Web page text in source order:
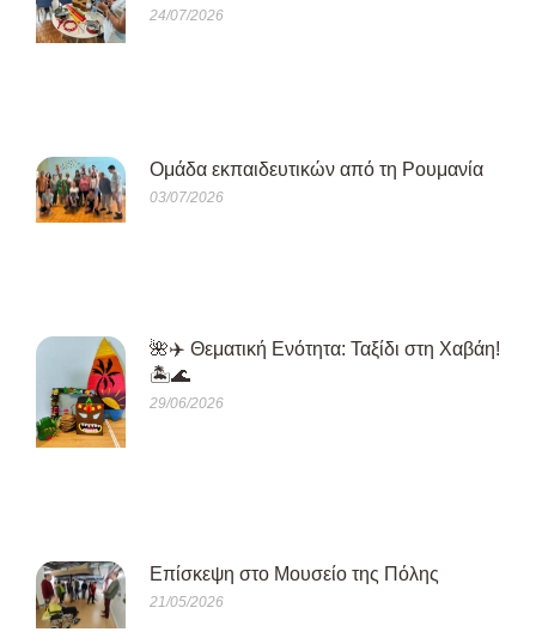
24/07/2026
Oμάδα εκπαιδευτικών από τη Ρουμανία
03/07/2026
🌺✈️ Θεματική Ενότητα: Ταξίδι στη Χαβάη!
🏝️🌊
29/06/2026
Eπίσκεψη στο Μουσείο της Πόλης
21/05/2026